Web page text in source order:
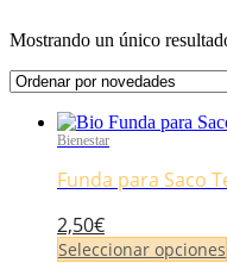
Mostrando un único
Bienestar
Funda para Saco
2,50€
Seleccionar opciones